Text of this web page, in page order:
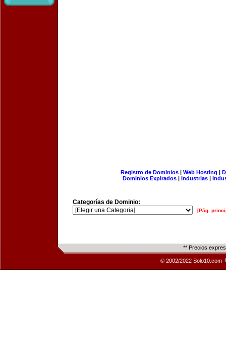
Registro de Dominios| Web Hosting |
Dominios Expirados | Industrias |
Categorías de Dominio:
[Pág.
** Precios
© 2002/2022 Solo10.com